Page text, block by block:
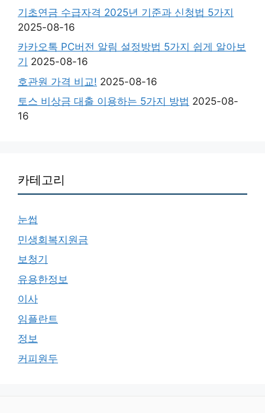
기초연금 수급자격 2025년 기준과 신청법 5가지
2025-08-16
카카오톡 PC버전 알림 설정방법 5가지 쉽게 알아보
기 2025-08-16
호관원 가격 비교! 2025-08-16
토스 비상금 대출 이용하는 5가지 방법 2025-08-
16
카테고리
눈썹
민생회복지원금
보청기
유용한정보
이사
임플란트
정보
커피원두